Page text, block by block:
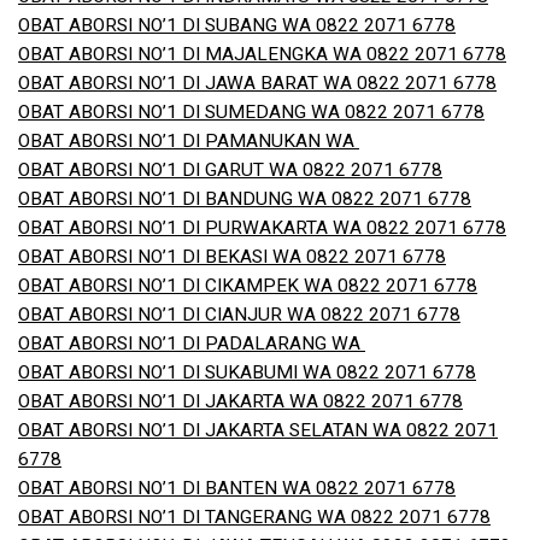
OBAT ABORSI NO’1 DI SUBANG WA 0822 2071 6778
OBAT ABORSI NO’1 DI MAJALENGKA WA 0822 2071 6778
OBAT ABORSI NO’1 DI JAWA BARAT WA 0822 2071 6778
OBAT ABORSI NO’1 DI SUMEDANG WA 0822 2071 6778
OBAT ABORSI NO’1 DI PAMANUKAN WA
OBAT ABORSI NO’1 DI GARUT WA 0822 2071 6778
OBAT ABORSI NO’1 DI BANDUNG WA 0822 2071 6778
OBAT ABORSI NO’1 DI PURWAKARTA WA 0822 2071 6778
OBAT ABORSI NO’1 DI BEKASI WA 0822 2071 6778
OBAT ABORSI NO’1 DI CIKAMPEK WA 0822 2071 6778
OBAT ABORSI NO’1 DI CIANJUR WA 0822 2071 6778
OBAT ABORSI NO’1 DI PADALARANG WA
OBAT ABORSI NO’1 DI SUKABUMI WA 0822 2071 6778
OBAT ABORSI NO’1 DI JAKARTA WA 0822 2071 6778
OBAT ABORSI NO’1 DI JAKARTA SELATAN WA 0822 2071
6778
OBAT ABORSI NO’1 DI BANTEN WA 0822 2071 6778
OBAT ABORSI NO’1 DI TANGERANG WA 0822 2071 6778